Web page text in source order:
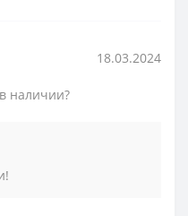
18.03.2024
наличии?